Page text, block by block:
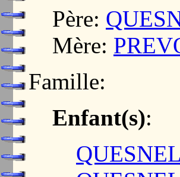
Père:
Mère:
Famille:
Enfant(s):